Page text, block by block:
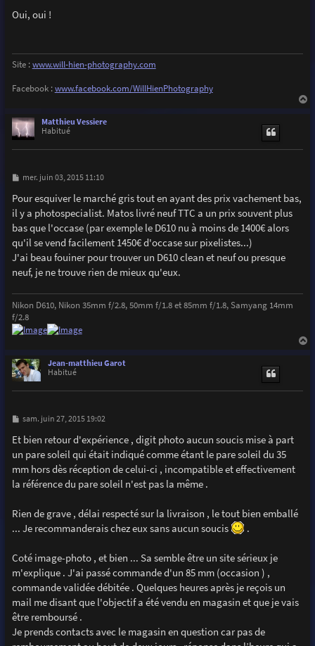
s
s
Oui, oui !
Site :www.will-hien-photography.com
Facebook :www.facebook.com/WillHienPhotography
Matthieu Vessiere
Habitué
M
s
s
a
e
mer. juin 03, 2015 11:10
Pour esquiver le marché gris tout en ayant des prix vachement bas,
il y a photospecialist. Matos livré neuf TTC a un prix souvent plus
bas que l'occase (par exemple le D610 nu à moins de 1400€ alors
qu'il se vend facilement 1450€ d'occase sur pixelistes...)
J'ai beau fouiner pour trouver un D610 clean et neuf ou presque
neuf, je ne trouve rien de mieux qu'eux.
Nikon D610, Nikon 35mm f/2.8, 50mm f/1.8 et 85mm f/1.8, Samyang 14mm
f/2.8
Jean-matthieu Garot
Habitué
M
s
s
a
e
sam. juin 27, 2015 19:02
Et bien retour d'expérience , digit photo aucun soucis mise à part
un pare soleil qui était indiqué comme étant le pare soleil du 35
mm hors dès réception de celui-ci , incompatible et effectivement
la référence du pare soleil n'est pas la même .
Rien de grave , délai respecté sur la livraison , le tout bien emballé
... Je recommanderais chez eux sans aucun soucis
.
Coté image-photo , et bien ... Sa semble être un site sérieux je
m'explique . J'ai passé commande d'un 85 mm (occasion ) ,
commande validée débitée . Quelques heures après je reçois un
mail me disant que l'objectif a été vendu en magasin et que je vais
être remboursé .
Je prends contacts avec le magasin en question car pas de